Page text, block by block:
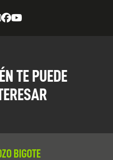
TE PUEDE
BIGOTE